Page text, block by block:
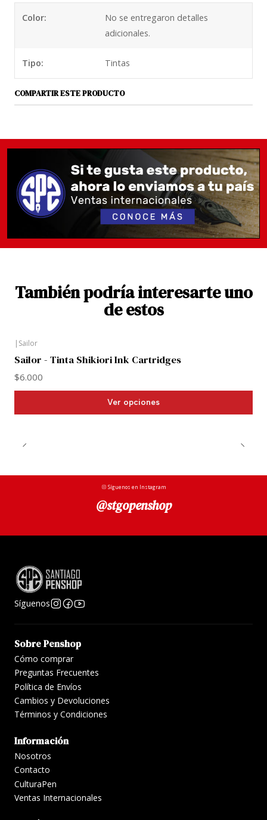
Color:
No se entregaron detalles
adicionales.
Tipo: Tintas
COMPARTIR ESTE PRODUCTO
También podría interesarte uno
de estos
| Sailor
Sailor - Tinta Shikiori Ink Cartridges
$6.000
Ver opciones
Síguenos en Instagram
@stgopenshop
Síguenos
Sobre Penshop
Cómo comprar
Preguntas Frecuentes
Política de Envíos
Cambios y Devoluciones
Términos y Condiciones
Información
Nosotros
Contacto
CulturaPen
Ventas Internacionales